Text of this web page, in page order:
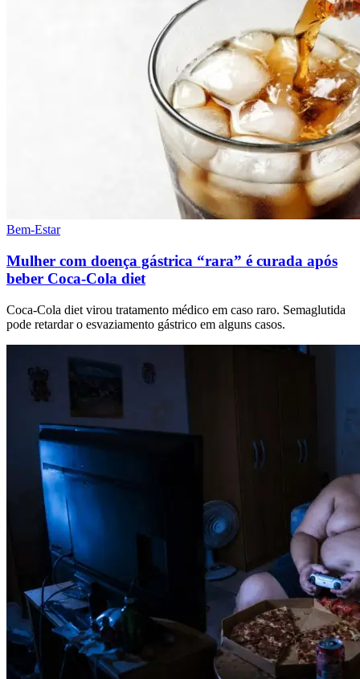
Bem-Estar
Mulher com doença gástrica “rara” é curada após
beber Coca-Cola diet
Coca-Cola diet virou tratamento médico em caso raro. Semaglutida
pode retardar o esvaziamento gástrico em alguns casos.